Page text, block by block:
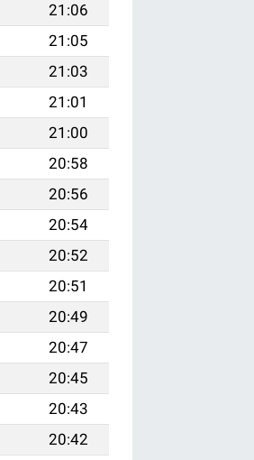
21:06
21:05
21:03
21:01
21:00
20:58
20:56
20:54
20:52
20:51
20:49
20:47
20:45
20:43
20:42